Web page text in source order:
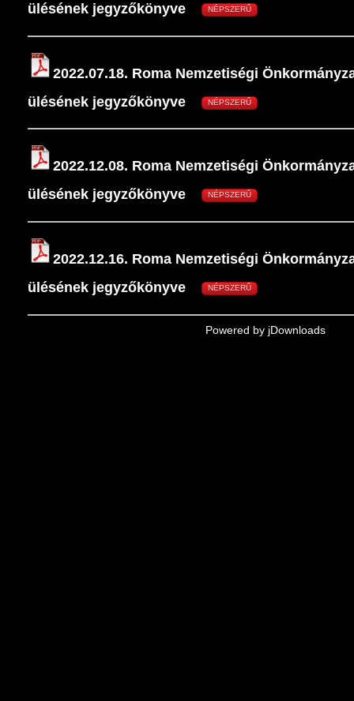
ülésének jegyzőkönyve
NÉPSZERŰ
2022.07.18. Roma Nemzetiségi
ülésének jegyzőkönyve
NÉPSZERŰ
2022.12.08. Roma Nemzetiségi
ülésének jegyzőkönyve
NÉPSZERŰ
2022.12.16. Roma Nemzetiségi
ülésének jegyzőkönyve
NÉPSZERŰ
Powered by jDownloads